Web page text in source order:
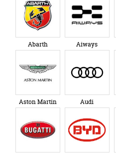
Abarth Aiways
Aston Martin Audi